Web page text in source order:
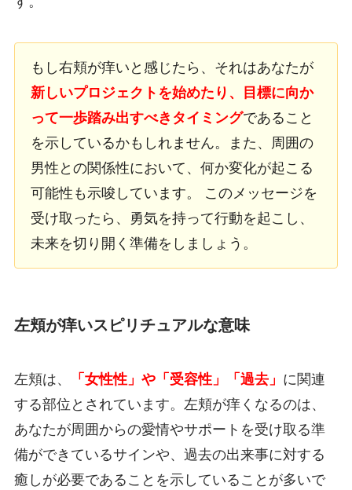
もし右頬が痒いと感じたら、それはあなたが
新しいプロジェクトを始めたり、目標に向か
って一歩踏み出すべきタイミングであること
を示しているかもしれません。また、周囲の
男性との関係性において、何か変化が起こる
可能性も示唆しています。 このメッセージを
受け取ったら、勇気を持って行動を起こし、
未来を切り開く準備をしましょう。
左頬が痒いスピリチュアルな意味
左頬は、 「女性性」や「受容性」「過去」 に関連
する部位とされています。左頬が痒くなるのは、
あなたが周囲からの愛情やサポートを受け取る準
備ができているサインや、過去の出来事に対する
癒しが必要であることを示していることが多いで